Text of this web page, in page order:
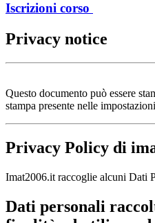
Iscrizioni corso
Privacy notice
Questo documento può essere
stampa presente nelle
Privacy Policy di
Imat2006.it raccoglie alcuni Dati
Dati personali